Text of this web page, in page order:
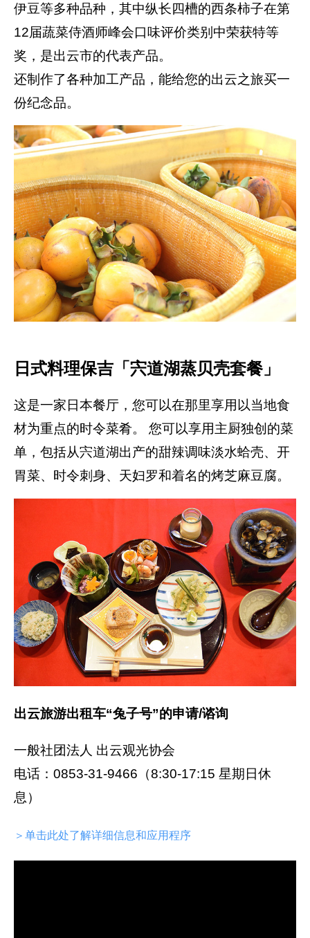
伊豆等多种品种，其中纵长四槽的西条柿子在第
12届蔬菜侍酒师峰会口味评价类别中荣获特等
奖，是出云市的代表产品。
还制作了各种加工产品，能给您的出云之旅买一
份纪念品。
日式料理保吉「宍道湖蒸贝壳套餐」
这是一家日本餐厅，您可以在那里享用以当地食
材为重点的时令菜肴。 您可以享用主厨独创的菜
单，包括从宍道湖出产的甜辣调味淡水蛤壳、开
胃菜、时令刺身、天妇罗和着名的烤芝麻豆腐。
出云旅游出租车“兔子号”的申请/谘询
一般社团法人 出云观光协会
电话：0853-31-9466（8:30-17:15 星期日休
息）
＞单击此处了解详细信息和应用程序